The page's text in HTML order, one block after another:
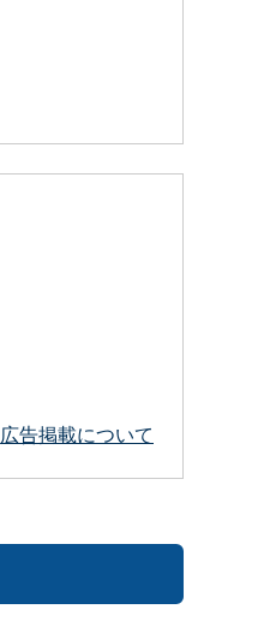
広告掲載について